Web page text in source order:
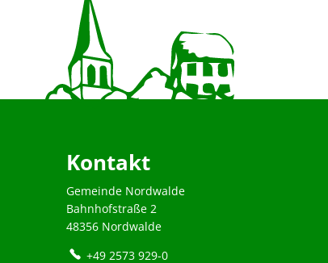
Kontakt
Gemeinde Nordwalde
Bahnhofstraße 2
48356 Nordwalde
+49 2573 929-0